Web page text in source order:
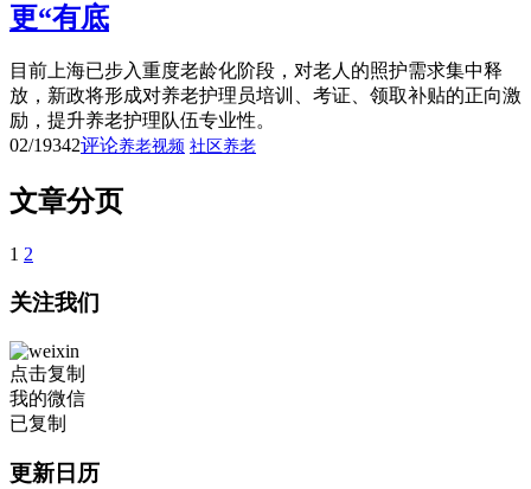
更“有底
目前上海已步入重度老龄化阶段，对老人的照护需求集中释
放，新政将形成对养老护理员培训、考证、领取补贴的正向激
励，提升养老护理队伍专业性。
02/19342评论养老视频 社区养老
文章分页
1 2
关注我们
点击复制
我的微信
已复制
更新日历